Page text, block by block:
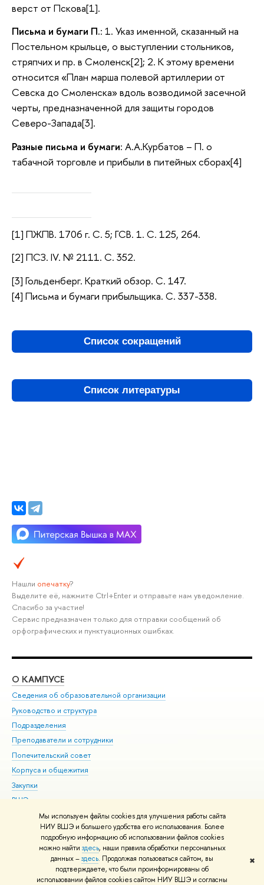
Мы используем файлы cookies для улучшения работы сайта
НИУ ВШЭ и большего удобства его использования. Более
подробную информацию об использовании файлов cookies
можно найти здесь, наши правила обработки персональных
данных –здесь. Продолжая пользоваться сайтом, вы
подтверждаете, что были проинформированы об
использовании файлов cookies сайтом НИУ ВШЭ и согласны
✖
верст от Пскова[1].
Письма и бумаги П.: 1. Указ именной, сказанный на
Постельном крыльце, о выступлении стольников,
стряпчих и пр. в Смоленск[2]; 2. К этому времени
относится «План марша полевой артиллерии от
Севска до Смоленска» вдоль возводимой засечной
черты, предназначенной для защиты городов
Северо-Запада[3].
Разные письма и бумаги: А.А.Курбатов – П. о
табачной торговле и прибыли в питейных сборах[4]
[1] ПЖПВ. 1706 г. С. 5; ГСВ. 1. С. 125, 264.
[2] ПСЗ. IV. № 2111. С. 352.
[3] Гольденберг. Краткий обзор. С. 147.
[4] Письма и бумаги прибыльщика. С. 337-338.
Список сокращений
Список литературы
Нашли опечатку?
Выделите её, нажмите Ctrl+Enter и отправьте нам уведомление.
Спасибо за участие!
Сервис предназначен только для отправки сообщений об
орфографических и пунктуационных ошибках.
О КАМПУСЕ
Сведения об образовательной организации
Руководство и структура
Подразделения
Преподаватели и сотрудники
Попечительский совет
Корпуса и общежития
Закупки
ВШЭ для студентов с ограниченными возможностями
здоровья и инвалидностью
Версия для слабовидящих
Единая платежная страница
© НИУ ВШЭ 1993–2026 Адреса и контакты Условия использования